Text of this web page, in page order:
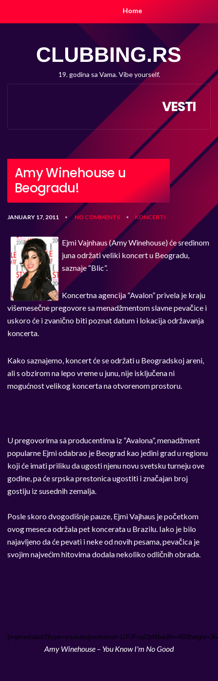
Home
19. godina sa Vama. Vibe yourself.
VESTI
Amy Winehouse u
Beogradu!
JANUARY 17, 2011 • NO COMMENTS • KONCERTI
Ejmi Vajnhaus (Amy Winehouse) će sredinom
juna održati veliki koncert u Beogradu,
saznaje “Blic”.
Koncertna agencija “Avalon” privela je kraju
višemesečne pregovore sa menadžmentom slavne pevačice i
uskoro će i zvanično biti poznat datum i lokacija održavanja
koncerta.
Kako saznajemo, koncert će se održati u Beogradskoj areni,
ali s obzirom na lepo vreme u junu, nije isključena ni
mogućnost velikog koncerta na otvorenom prostoru.
U pregovorima sa producentima iz “Avalona”, menadžment
popularne Ejmi odabrao je Beograd kao jedini grad u regionu
koji će imati priliku da ugosti njenu novu svetsku turneju ove
godine, pa će srpska prestonica ugostiti i značajan broj
gostiju iz susednih zemalja.
Posle skoro dvogodišnje pauze, Ejmi Vajhaus je početkom
ovog meseca održala pet koncerata u Brazilu. Iako je bilo
najavljeno da će pevati i neke od novih pesama, pevačica je
svojim najvećim hitovima dodala nekoliko odličnih obrada.
Amy Winehouse – You Know I'm No Good